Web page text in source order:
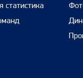
статистика